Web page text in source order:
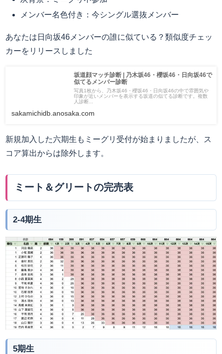
メンバー名色付き：今シングル選抜メンバー
あなたは日向坂46メンバーの誰に似ている？類似度チェッ
カーをリリースしました
坂道顔マッチ診断 | 乃木坂46・櫻坂46・日向坂46で
似てるメンバー診断
写真1枚から、乃木坂46・櫻坂46・日向坂46の中で雰囲気や
印象が近いメンバーを表示する坂道の似てる診断です。複数
人診断...
sakamichidb.anosaka.com
新規加入した六期生もミーグリ受付が始まりましたが、ス
コア算出からは除外します。
ミート＆グリートの完売表
2-4期生
5期生